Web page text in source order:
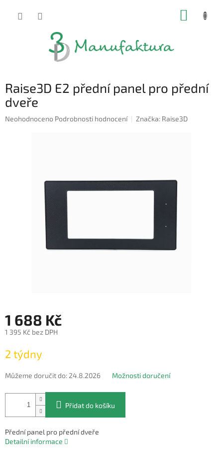
Raise3D E2 přední panel pro přední
dveře
Průměrné
Neohodnoceno Podrobnosti hodnocení Značka: Raise3D
1 688 Kč
1 395 Kč bez DPH
cena:
2 týdny
Můžeme doručit do:24.8.2026 Možnosti doručení
Přidat do košíku
Přední panel pro přední dveře
Detailní informace